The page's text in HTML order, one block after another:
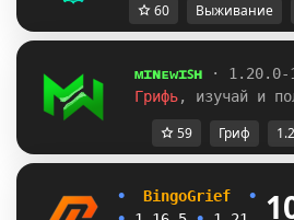
60 Выживание
ᴍɪɴᴇᴡɪꜱʜ ·
Грифь, изучай и
59 Гриф
• BingoGrief • П О